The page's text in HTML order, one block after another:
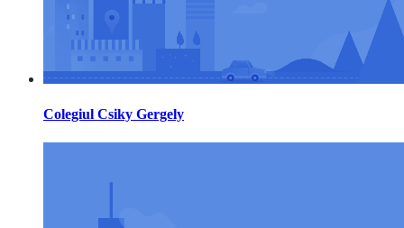
Colegiul Csiky Gergely